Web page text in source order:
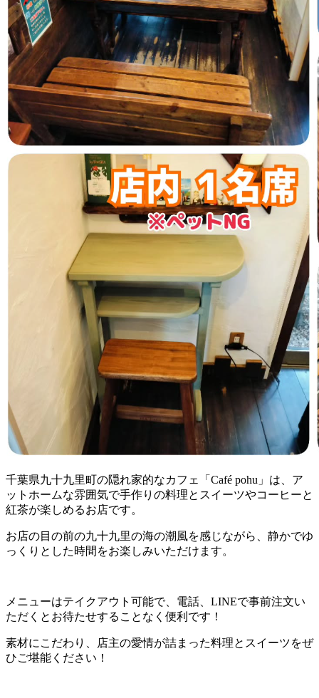
千葉県九十九里町の隠れ家的なカフェ「Café pohu」は、ア
ットホームな雰囲気で手作りの料理とスイーツやコーヒーと
紅茶が楽しめるお店です。
お店の目の前の九十九里の海の潮風を感じながら、静かでゆ
っくりとした時間をお楽しみいただけます。
メニューはテイクアウト可能で、電話、LINEで事前注文い
ただくとお待たせすることなく便利です！
素材にこだわり、店主の愛情が詰まった料理とスイーツをぜ
ひご堪能ください！